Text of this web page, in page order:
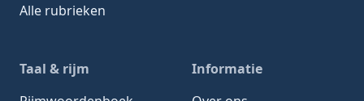
Alle rubrieken
Taal & rijm
Informatie